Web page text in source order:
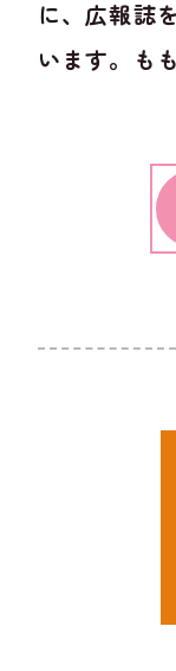
に、広報誌
います。も